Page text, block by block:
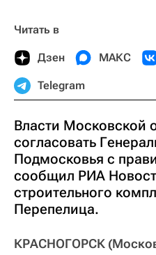
Читать в
Дзен МАКС
Telegram
Власти Московской
согласовать
Подмосковья с
сообщил РИА
строительного
Перепелица.
КРАСНОГОРСК